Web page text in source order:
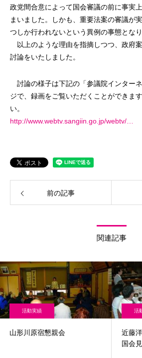
政党間合意によって国会審議の前に事実
まいました。しかも、重要法案の審議が
つしか行われないという異例の事態となり
以上のような理由を指摘しつつ、政府案
討論をいたしました。
討論の様子は下記の「参議院インター
ジで、録画をご覧いただくことができま
い。
http://www.webtv.sangiin.go.jp/webtv/…
前の記事
関連記事
活動実績
山形川原宿懇親会
活
近藤
国会